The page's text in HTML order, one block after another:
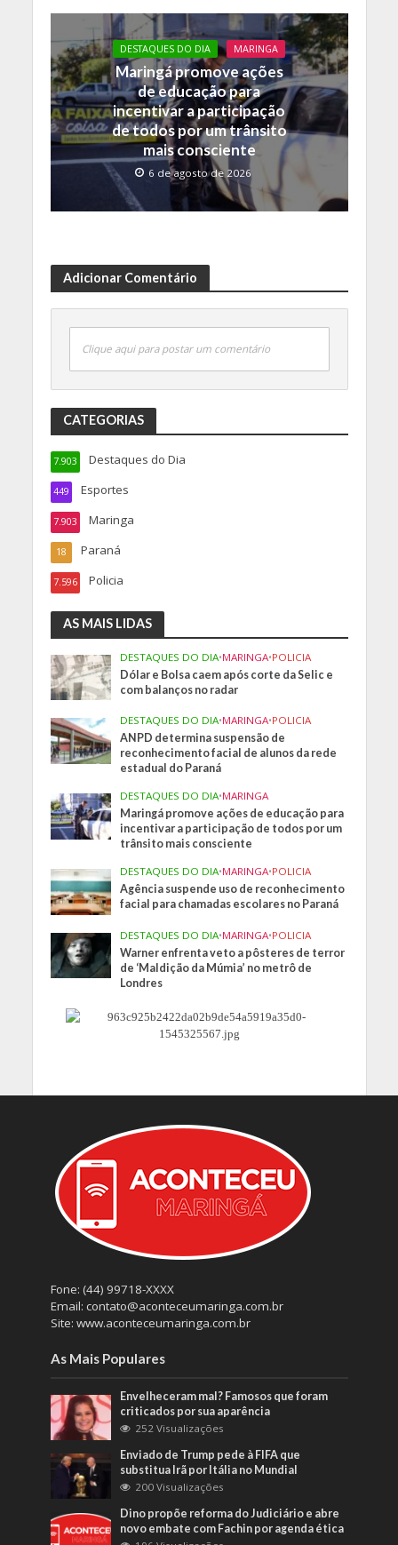
DESTAQUES DO DIA MARINGA
Maringá promove ações
de educação para
incentivar a participação
de todos por um trânsito
mais consciente
6 de agosto de 2026
Adicionar Comentário
Clique aqui para postar um comentário
CATEGORIAS
Destaques do Dia
7.903
Esportes
449
Maringa
7.903
Paraná
18
Policia
7.596
AS MAIS LIDAS
DESTAQUES DO DIA•MARINGA•POLICIA
Dólar e Bolsa caem após corte da Selic e
com balanços no radar
DESTAQUES DO DIA•MARINGA•POLICIA
ANPD determina suspensão de
reconhecimento facial de alunos da rede
estadual do Paraná
DESTAQUES DO DIA•MARINGA
Maringá promove ações de educação para
incentivar a participação de todos por um
trânsito mais consciente
DESTAQUES DO DIA•MARINGA•POLICIA
Agência suspende uso de reconhecimento
facial para chamadas escolares no Paraná
DESTAQUES DO DIA•MARINGA•POLICIA
Warner enfrenta veto a pôsteres de terror
de ‘Maldição da Múmia’ no metrô de
Londres
Fone: (44) 99718-XXXX
Email: contato@aconteceumaringa.com.br
Site: www.aconteceumaringa.com.br
As Mais Populares
Envelheceram mal? Famosos que foram
criticados por sua aparência
252 Visualizações
Enviado de Trump pede à FIFA que
substitua Irã por Itália no Mundial
200 Visualizações
Dino propõe reforma do Judiciário e abre
novo embate com Fachin por agenda ética